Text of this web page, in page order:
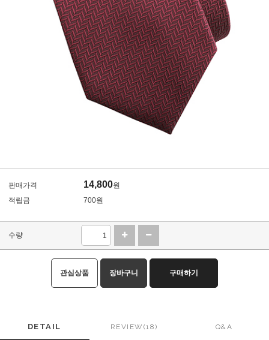
판매가격 14,800원
적립금
700원
수량
관심상품 장바구니 구매하기
DETAIL REVIEW(18) Q&A